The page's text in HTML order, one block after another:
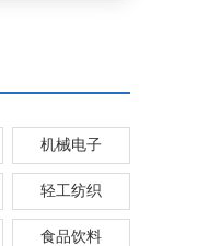
机械电子
轻工纺织
食品饮料